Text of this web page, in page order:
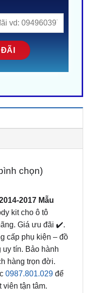
chọn)
2017 Mẫu
kit cho ô tô
Giá ưu đãi ✔️.
cấp phụ kiện – đồ
tín. Bảo hành